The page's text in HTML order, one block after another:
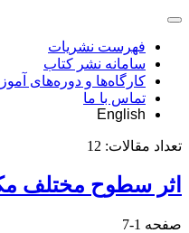
فهرست نشریات
سامانه نشر کتاب
کارگاه‌ها و دوره‌های
تماس با ما
English
تعداد مقالات: 12
اثر سطوح مختلف
صفحه 1-7